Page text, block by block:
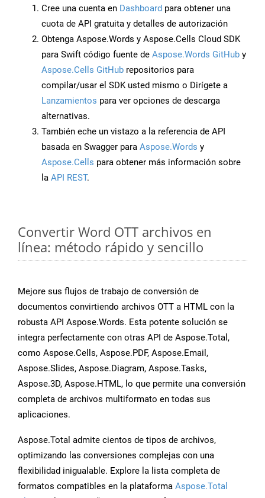
Cree una cuenta en Dashboard para obtener una
cuota de API gratuita y detalles de autorización
Obtenga Aspose.Words y Aspose.Cells Cloud SDK
para Swift código fuente de Aspose.Words GitHub y
Aspose.Cells GitHub repositorios para
compilar/usar el SDK usted mismo o Dirígete a
Lanzamientos para ver opciones de descarga
alternativas.
También eche un vistazo a la referencia de API
basada en Swagger para Aspose.Words y
Aspose.Cells para obtener más información sobre
la API REST.
Convertir Word OTT archivos en
línea: método rápido y sencillo
Mejore sus flujos de trabajo de conversión de
documentos convirtiendo archivos OTT a HTML con la
robusta API Aspose.Words. Esta potente solución se
integra perfectamente con otras API de Aspose.Total,
como Aspose.Cells, Aspose.PDF, Aspose.Email,
Aspose.Slides, Aspose.Diagram, Aspose.Tasks,
Aspose.3D, Aspose.HTML, lo que permite una conversión
completa de archivos multiformato en todas sus
aplicaciones.
Aspose.Total admite cientos de tipos de archivos,
optimizando las conversiones complejas con una
flexibilidad inigualable. Explore la lista completa de
formatos compatibles en la plataforma Aspose.Total